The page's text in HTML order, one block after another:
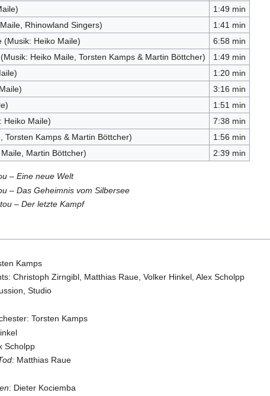
1:49 min
Rhinowland Singers)
1:41 min
(Musik: Heiko Maile)
6:58 min
Heiko Maile, Torsten Kamps & Martin Böttcher)
1:49 min
1:20 min
3:16 min
1:51 min
Heiko Maile)
7:38 min
Torsten Kamps & Martin Böttcher)
1:56 min
Martin Böttcher) 2:39 min
– Eine neue Welt
– Das Geheimnis vom Silbersee
– Der letzte Kampf
Kamps
Christoph Zirngibl, Matthias Raue, Volker Hinkel, Alex Scholpp
Studio
Torsten Kamps
Scholpp
: Matthias Raue
: Dieter Kociemba